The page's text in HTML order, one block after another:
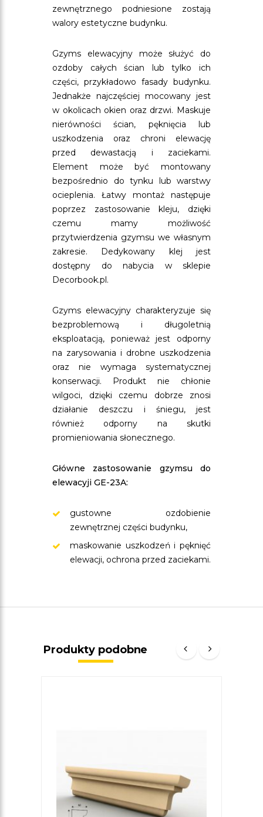
zewnętrznego podniesione zostają
walory estetyczne budynku.
Gzyms elewacyjny może służyć do
ozdoby całych ścian lub tylko ich
części, przykładowo fasady budynku.
Jednakże najczęściej mocowany jest
w okolicach okien oraz drzwi. Maskuje
nierówności ścian, pęknięcia lub
uszkodzenia oraz chroni elewację
przed dewastacją i zaciekami.
Element może być montowany
bezpośrednio do tynku lub warstwy
ocieplenia. Łatwy montaż następuje
poprzez zastosowanie kleju, dzięki
czemu mamy możliwość
przytwierdzenia gzymsu we własnym
zakresie. Dedykowany klej jest
dostępny do nabycia w sklepie
Decorbook.pl.
Gzyms elewacyjny charakteryzuje się
bezproblemową i długoletnią
eksploatacją, ponieważ jest odporny
na zarysowania i drobne uszkodzenia
oraz nie wymaga systematycznej
konserwacji. Produkt nie chłonie
wilgoci, dzięki czemu dobrze znosi
działanie deszczu i śniegu, jest
również odporny na skutki
promieniowania słonecznego.
Główne zastosowanie gzymsu do
elewacyji GE-23A:
gustowne ozdobienie
zewnętrznej części budynku,
maskowanie uszkodzeń i pęknięć
elewacji, ochrona przed zaciekami.
Produkty podobne